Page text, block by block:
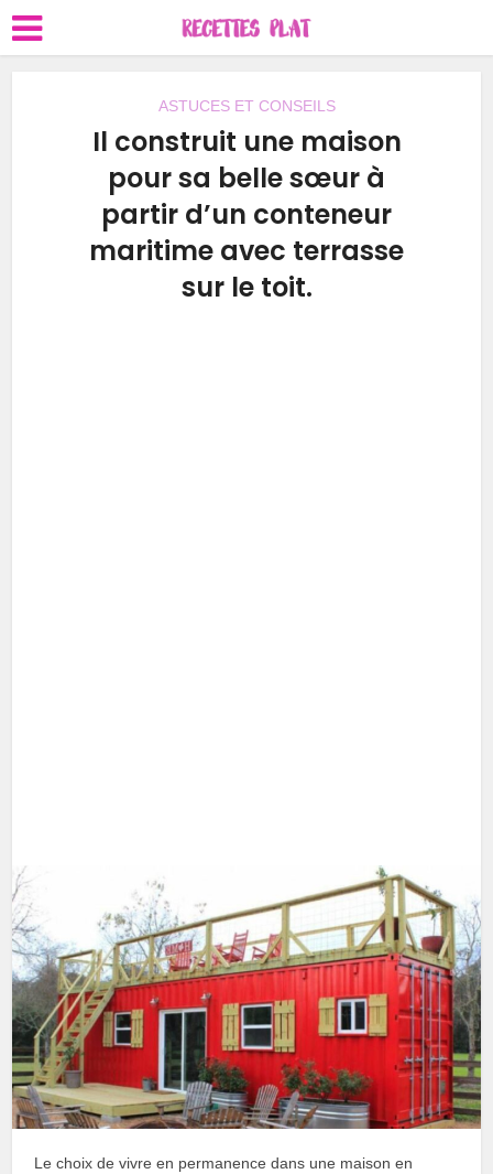
ASTUCES ET CONSEILS
Il construit une maison
pour sa belle sœur à
partir d’un conteneur
maritime avec terrasse
sur le toit.
Le choix de vivre en permanence dans une maison en